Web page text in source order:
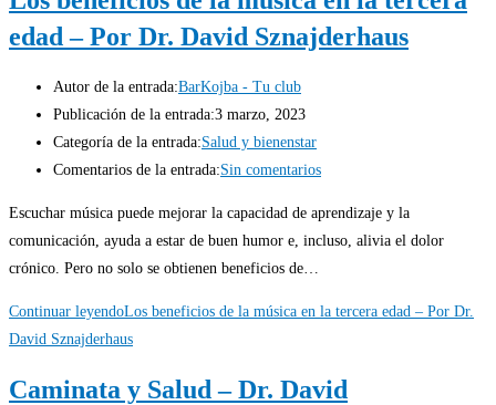
edad – Por Dr. David Sznajderhaus
Autor de la entrada:BarKojba - Tu club
Publicación de la entrada:3 marzo, 2023
Categoría de la entrada:Salud y bienenstar
Comentarios de la entrada:Sin comentarios
Escuchar música puede mejorar la capacidad de aprendizaje y la
comunicación, ayuda a estar de buen humor e, incluso, alivia el dolor
crónico. Pero no solo se obtienen beneficios de…
Continuar leyendoLos beneficios de la música en la tercera edad – Por Dr.
David Sznajderhaus
Caminata y Salud – Dr. David